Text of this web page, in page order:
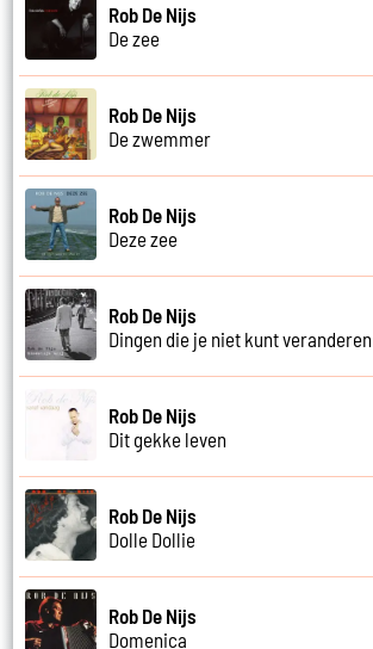
Rob De Nijs
De zee
Rob De Nijs
De zwemmer
Rob De Nijs
Deze zee
Rob De Nijs
Dingen die je niet kunt veranderen
Rob De Nijs
Dit gekke leven
Rob De Nijs
Dolle Dollie
Rob De Nijs
Domenica